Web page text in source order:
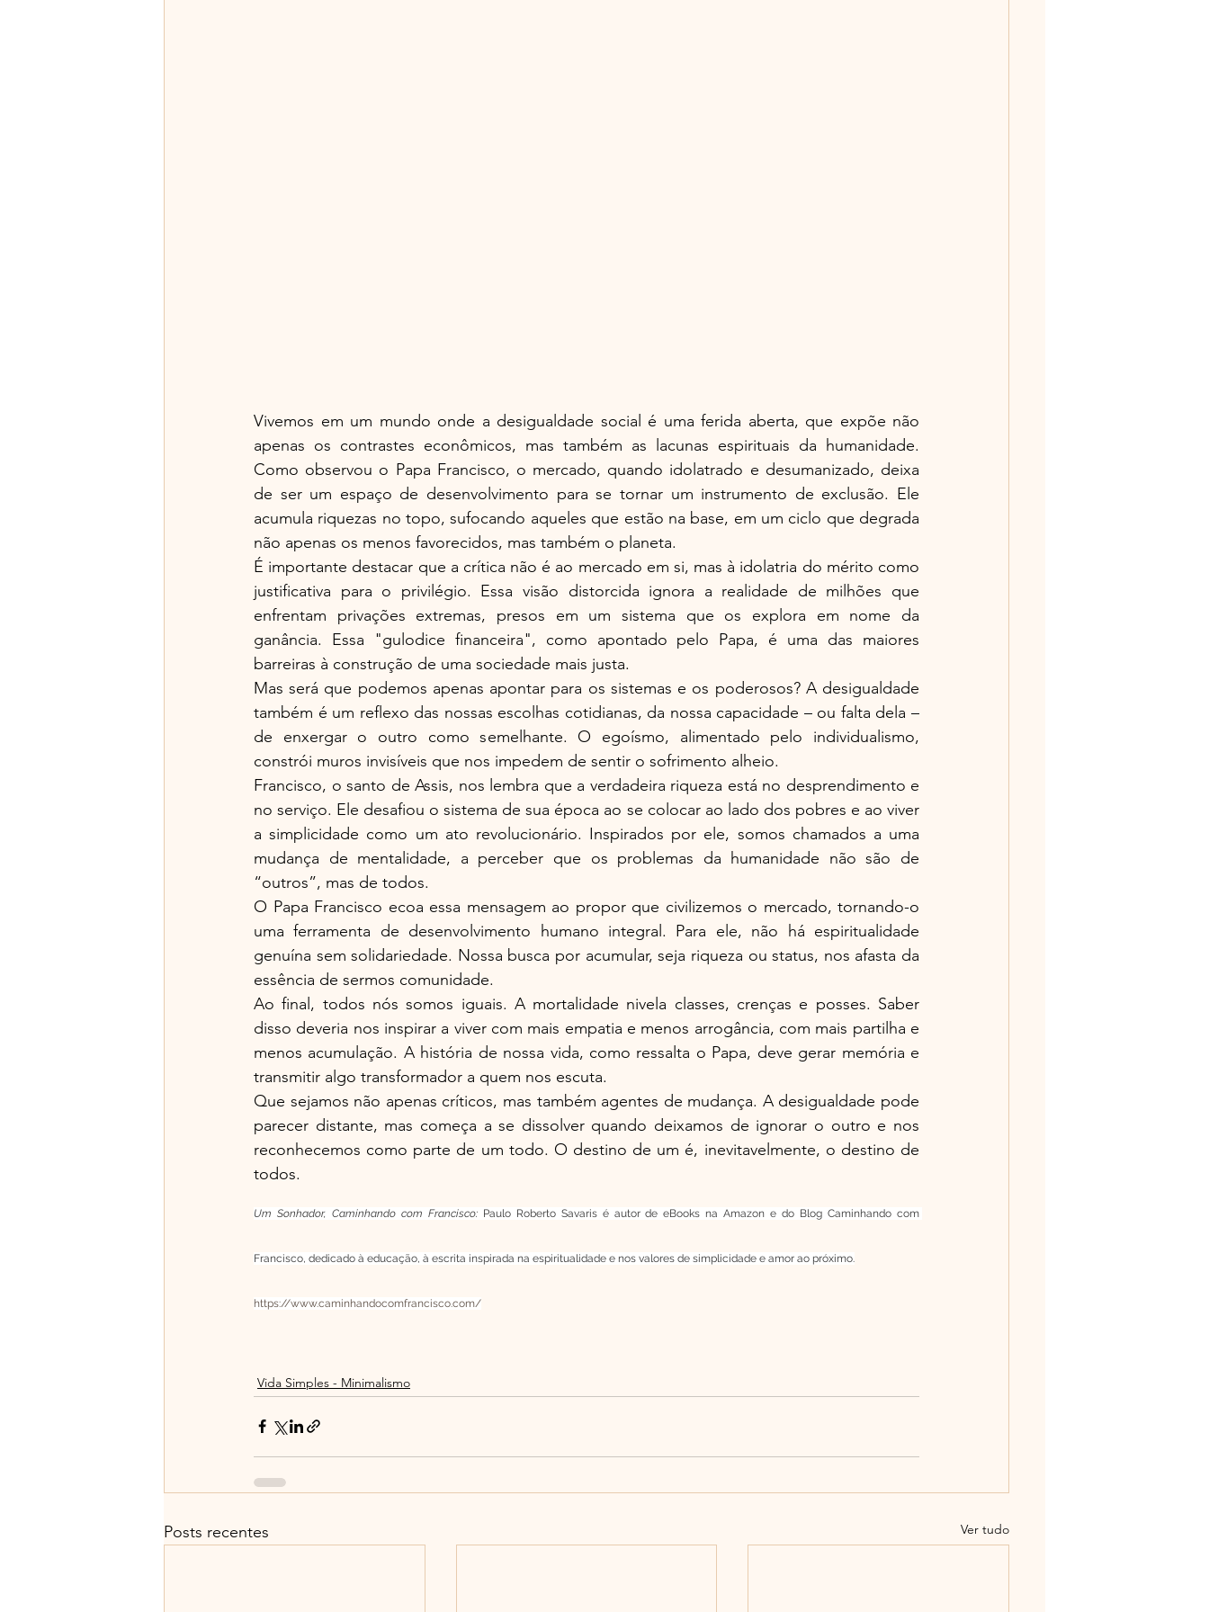
Vivemos em um mundo onde a desigualdade social é uma ferida aberta, que expõe não
apenas os contrastes econômicos, mas também as lacunas espirituais da humanidade.
Como observou o Papa Francisco, o mercado, quando idolatrado e desumanizado, deixa
de ser um espaço de desenvolvimento para se tornar um instrumento de exclusão. Ele
acumula riquezas no topo, sufocando aqueles que estão na base, em um ciclo que degrada
não apenas os menos favorecidos, mas também o planeta.
É importante destacar que a crítica não é ao mercado em si, mas à idolatria do mérito como
justificativa para o privilégio. Essa visão distorcida ignora a realidade de milhões que
enfrentam privações extremas, presos em um sistema que os explora em nome da
ganância. Essa "gulodice financeira", como apontado pelo Papa, é uma das maiores
barreiras à construção de uma sociedade mais justa.
Mas será que podemos apenas apontar para os sistemas e os poderosos? A desigualdade
também é um reflexo das nossas escolhas cotidianas, da nossa capacidade – ou falta dela –
de enxergar o outro como semelhante. O egoísmo, alimentado pelo individualismo,
constrói muros invisíveis que nos impedem de sentir o sofrimento alheio.
Francisco, o santo de Assis, nos lembra que a verdadeira riqueza está no desprendimento e
no serviço. Ele desafiou o sistema de sua época ao se colocar ao lado dos pobres e ao viver
a simplicidade como um ato revolucionário. Inspirados por ele, somos chamados a uma
mudança de mentalidade, a perceber que os problemas da humanidade não são de
“outros”, mas de todos.
O Papa Francisco ecoa essa mensagem ao propor que civilizemos o mercado, tornando-o
uma ferramenta de desenvolvimento humano integral. Para ele, não há espiritualidade
genuína sem solidariedade. Nossa busca por acumular, seja riqueza ou status, nos afasta da
essência de sermos comunidade.
Ao final, todos nós somos iguais. A mortalidade nivela classes, crenças e posses. Saber
disso deveria nos inspirar a viver com mais empatia e menos arrogância, com mais partilha e
menos acumulação. A história de nossa vida, como ressalta o Papa, deve gerar memória e
transmitir algo transformador a quem nos escuta.
Que sejamos não apenas críticos, mas também agentes de mudança. A desigualdade pode
parecer distante, mas começa a se dissolver quando deixamos de ignorar o outro e nos
reconhecemos como parte de um todo. O destino de um é, inevitavelmente, o destino de
todos.
Um Sonhador, Caminhando com Francisco: Paulo Roberto Savaris é autor de eBooks na Amazon e do Blog Caminhando com
Francisco, dedicado à educação, à escrita inspirada na espiritualidade e nos valores de simplicidade e amor ao próximo.
https://www.caminhandocomfrancisco.com/
Vida Simples - Minimalismo
Posts recentes Ver tudo